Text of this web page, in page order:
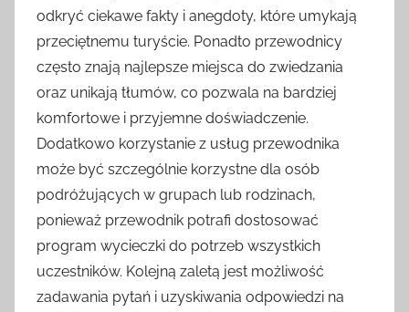
odkryć ciekawe fakty i anegdoty, które umykają
przeciętnemu turyście. Ponadto przewodnicy
często znają najlepsze miejsca do zwiedzania
oraz unikają tłumów, co pozwala na bardziej
komfortowe i przyjemne doświadczenie.
Dodatkowo korzystanie z usług przewodnika
może być szczególnie korzystne dla osób
podróżujących w grupach lub rodzinach,
ponieważ przewodnik potrafi dostosować
program wycieczki do potrzeb wszystkich
uczestników. Kolejną zaletą jest możliwość
zadawania pytań i uzyskiwania odpowiedzi na